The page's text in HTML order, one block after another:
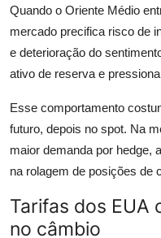
Quando o Oriente Médio
mercado precifica risco de
e deterioração do
ativo de reserva e
Esse comportamento
futuro, depois no spot. Na
maior demanda por hedge,
na rolagem de posições de
Tarifas dos EUA
no câmbio